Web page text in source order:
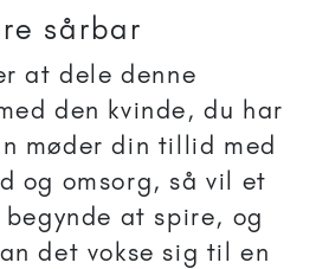
sårbar
at dele denne
den kvinde, du har
møder din tillid med
og omsorg, så vil et
at spire, og
det vokse sig til en